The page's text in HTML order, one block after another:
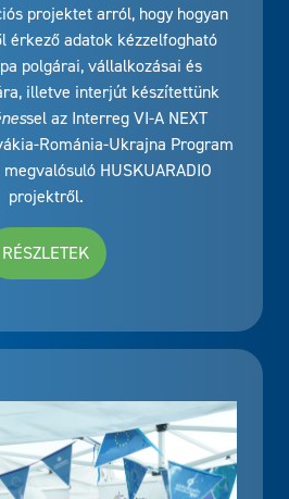
projektet arról, hogy hogyan
érkező adatok kézzelfogható
polgárai, vállalkozásai és
illetve interjút készítettünk
sel az Interreg VI-A NEXT
Románia-Ukrajna Program
HUSKUARADIO
projektről.
RÉSZLETEK